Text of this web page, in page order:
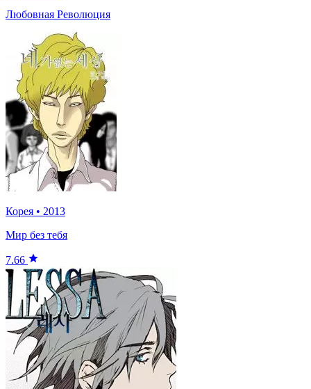
Любовная Революция
Корея • 2013
Мир без тебя
7.66